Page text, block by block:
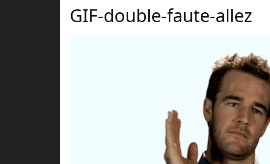
GIF-double-faute-allez